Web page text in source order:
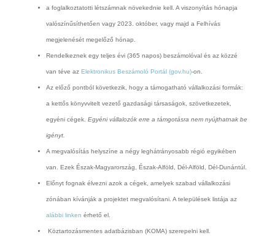
a foglalkoztatotti létszámnak növekednie kell. A viszonyítás hónapja
valószínűsíthetően vagy 2023. október, vagy majd a Felhívás
megjelenését megelőző hónap.
Rendelkeznek egy teljes évi (365 napos) beszámolóval és az közzé
van téve az Elektronikus Beszámoló Portál (gov.hu)-on.
Az előző pontból következik, hogy a támogatható vállalkozási formák:
a kettős könyvvitelt vezető gazdasági társaságok, szövetkezetek,
egyéni cégek. Egyéni vállalozók erre a támgotásra nem nyújthatnak be
igényt.
A megvalósítás helyszíne a négy leghátrányosabb régió egyikében
van. Ezek Észak-Magyarország, Észak-Alföld, Dél-Alföld, Dél-Dunántúl.
Előnyt fognak élvezni azok a cégek, amelyek szabad vállalkozási
zónában kívánják a projektet megvalósítani. A települések listája az
alábbi linken érhető el.
Köztartozásmentes adatbázisban (KOMA) szerepelni kell.